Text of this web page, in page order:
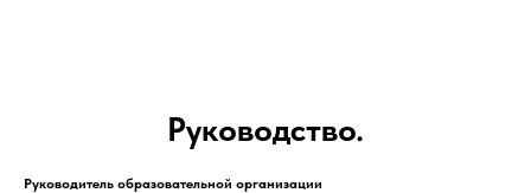
Руководство.
Руководитель образовательной организации